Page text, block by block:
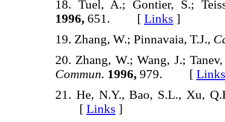
18. Tuel, A.; Gontier, S.;
1996, 651. [ Links ]
19. Zhang, W.; Pinnavaia, T.J.,
20. Zhang, W.; Wang, J.;
Commun. 1996, 979. [ Links
21. He, N.Y., Bao, S.L., Xu,
[ Links ]